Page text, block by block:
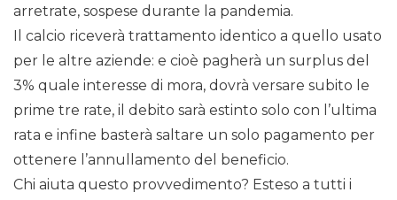
arretrate, sospese durante la pandemia.
Il calcio riceverà trattamento identico a quello usato
per le altre aziende: e cioè pagherà un surplus del
3% quale interesse di mora, dovrà versare subito le
prime tre rate, il debito sarà estinto solo con l’ultima
rata e infine basterà saltare un solo pagamento per
ottenere l’annullamento del beneficio.
Chi aiuta questo provvedimento? Esteso a tutti i